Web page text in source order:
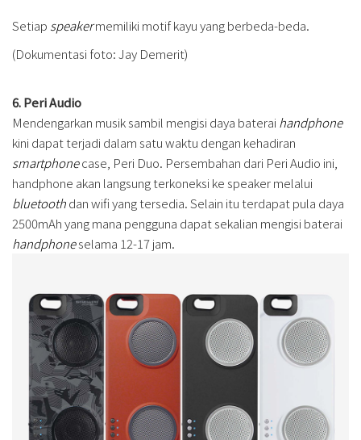
Setiap speakermemiliki motif kayu yang berbeda-beda.
(Dokumentasi foto: Jay Demerit)
6. Peri Audio
Mendengarkan musik sambil mengisi daya baterai handphone
kini dapat terjadi dalam satu waktu dengan kehadiran
smartphonecase, Peri Duo. Persembahan dari Peri Audio ini,
handphone akan langsung terkoneksi ke speaker melalui
bluetoothdan wifi yang tersedia. Selain itu terdapat pula daya
2500mAh yang mana pengguna dapat sekalian mengisi baterai
handphoneselama 12-17 jam.